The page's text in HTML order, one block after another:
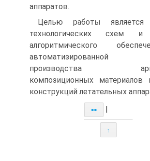
аппаратов.
Целью работы является
технологических схем и
алгоритмического
автоматизированной
производства
композиционных материалов
конструкций летательных
<<
↑